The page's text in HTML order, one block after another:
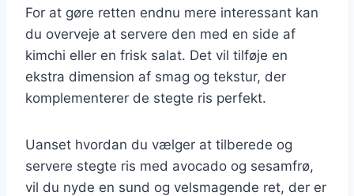
For at gøre retten endnu mere interessant kan
du overveje at servere den med en side af
kimchi eller en frisk salat. Det vil tilføje en
ekstra dimension af smag og tekstur, der
komplementerer de stegte ris perfekt.
Uanset hvordan du vælger at tilberede og
servere stegte ris med avocado og sesamfrø,
vil du nyde en sund og velsmagende ret, der er